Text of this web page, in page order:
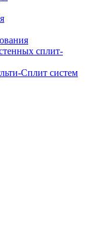
сплит-
Сплит систем